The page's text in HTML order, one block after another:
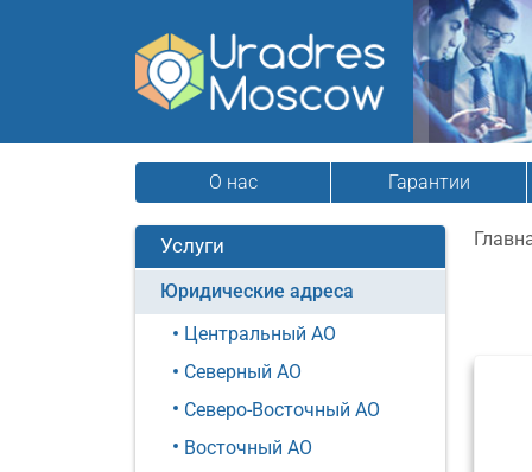
О нас Гарантии
Услуги
Юридические адреса
Центральный АО
Северный АО
Северо-Восточный АО
Восточный АО